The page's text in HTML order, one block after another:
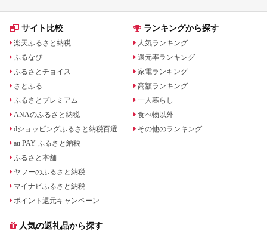
サイト比較
楽天ふるさと納税
ふるなび
ふるさとチョイス
さとふる
ふるさとプレミアム
ANAのふるさと納税
dショッピングふるさと納税百選
au PAY ふるさと納税
ふるさと本舗
ヤフーのふるさと納税
マイナビふるさと納税
ポイント還元キャンペーン
ランキングから探す
人気ランキング
還元率ランキング
家電ランキング
高額ランキング
一人暮らし
食べ物以外
その他のランキング
人気の返礼品から探す